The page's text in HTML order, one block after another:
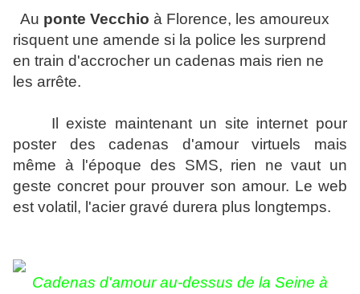
Au ponte Vecchio à Florence, les amoureux
risquent une amende si la police les surprend
en train d'accrocher un cadenas mais rien ne
les arrête.
Il existe maintenant un site internet pour
poster des cadenas d'amour virtuels mais
même à l'époque des SMS, rien ne vaut un
geste concret pour prouver son amour. Le web
est volatil, l'acier gravé durera plus longtemps.
Cadenas d'amour au-dessus de la Seine à